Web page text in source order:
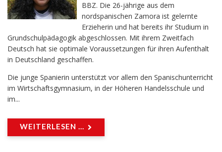
BBZ. Die 26-jährige aus dem
nordspanischen Zamora ist gelernte
Erzieherin und hat bereits ihr Studium in
Grundschulpädagogik abgeschlossen. Mit ihrem Zweitfach
Deutsch hat sie optimale Voraussetzungen für ihren Aufenthalt
in Deutschland geschaffen.
Die junge Spanierin unterstützt vor allem den Spanischunterricht
im Wirtschaftsgymnasium, in der Höheren Handelsschule und
im...
WEITERLESEN ...